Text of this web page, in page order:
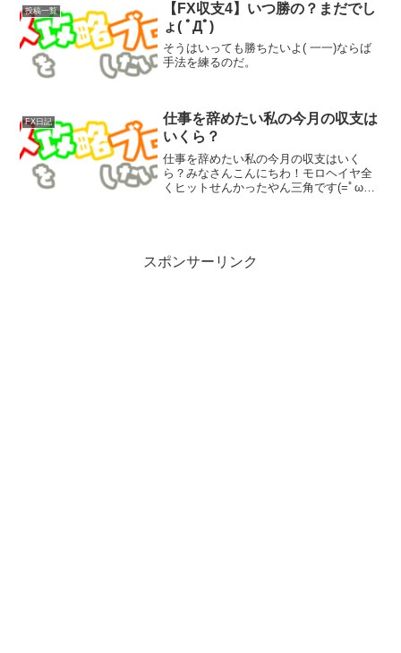
投稿一覧
【FX収支4】いつ勝の？まだでし
ょ( ﾟДﾟ)
そうはいっても勝ちたいよ( 一一)ならば
手法を練るのだ。
FX日記
仕事を辞めたい私の今月の収支は
いくら？
仕事を辞めたい私の今月の収支はいく
ら？みなさんこんにちわ！モロヘイヤ全
くヒットせんかったやん三角です(=ﾟωﾟ)ﾉ
スポンサーリンク